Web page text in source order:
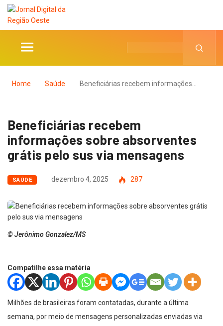
Home Saúde Beneficiárias recebem informações…
Beneficiárias recebem
informações sobre absorventes
grátis pelo sus via mensagens
SAÚDE dezembro 4, 2025 287
© Jerônimo Gonzalez/MS
Compatilhe essa matéria
Milhões de brasileiras foram contatadas, durante a última
semana, por meio de mensagens personalizadas enviadas via